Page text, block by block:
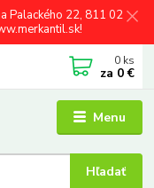
Palackého 22, 811 02
Menu
Hľadať
0 ks
za 0 €